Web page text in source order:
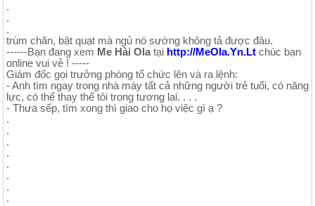
.
.
.
trùm chăn, bật quạt mà ngủ nó sướng không tả được đâu.
------Bạn đang xem Me Hài Ola tại http://MeOla.Yn.Lt chúc bạn
online vui vẻ ! -----
Giám đốc gọi trưởng phòng tổ chức lên và ra lệnh:
- Anh tìm ngay trong nhà máy tất cả những người trẻ tuổi, có năng
lực, có thể thay thế tôi trong tương lai. . . .
- Thưa sếp, tìm xong thì giao cho họ việc gì ạ ?
.
.
.
.
.
.
.
.